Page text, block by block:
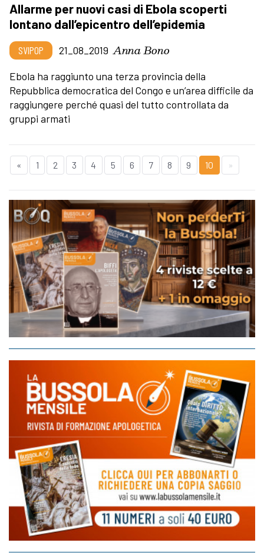
Allarme per nuovi casi di Ebola scoperti
lontano dall’epicentro dell’epidemia
SVIPOP 21_08_2019 Anna Bono
Ebola ha raggiunto una terza provincia della
Repubblica democratica del Congo e un’area difficile da
raggiungere perché quasi del tutto controllata da
gruppi armati
« 1 2 3 4 5 6 7 8 9 10 »